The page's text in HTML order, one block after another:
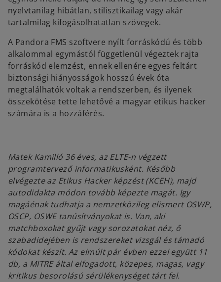
nyelvtanilag hibátlan, stilisztikailag vagy akár
tartalmilag kifogásolhatatlan szövegek.
A Pandora FMS szoftvere nyílt forráskódú és több
alkalommal egymástól függetlenül végeztek rajta
forráskód elemzést, ennek ellenére egyes feltárt
biztonsági hiányosságok hosszú évek óta
megtalálhatók voltak a rendszerben, és ilyenek
összekötése tette lehetővé a magyar etikus hacker
számára is a hozzáférés.
Matek Kamilló 36 éves, az ELTE-n végzett
programtervező informatikusként. Később
elvégezte az Etikus Hacker képzést (KCEH), majd
autodidakta módon tovább képezte magát. Igy
magáénak tudhatja a nemzetközileg elismert OSWP,
OSCP, OSWE tanúsítványokat is. Van, aki
matchboxokat gyűjt vagy sorozatokat néz, ő
szabadidejében is rendszereket vizsgál és támadó
kódokat készít. Az elmúlt pár évben ezzel együtt 11
db, a MITRE által elfogadott, közepes, magas, vagy
kritikus besorolású sérülékenységet tárt fel.